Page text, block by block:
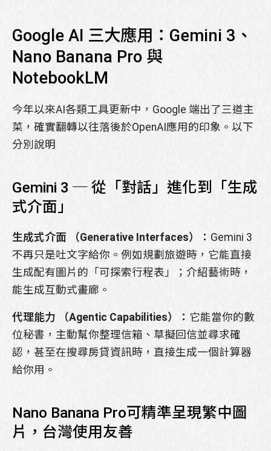
Google AI 三大應用：Gemini 3、
Nano Banana Pro 與
NotebookLM
今年以來AI各類工具更新中，Google 端出了三道主
菜，確實翻轉以往落後於OpenAI應用的印象。以下
分別說明
Gemini 3 ─ 從「對話」進化到「生成
式介面」
生成式介面 （Generative Interfaces）： Gemini 3
不再只是吐文字給你。例如規劃旅遊時，它能直接
生成配有圖片的「可探索行程表」；介紹藝術時，
能生成互動式畫廊。
代理能力 （Agentic Capabilities）： 它能當你的數
位秘書，主動幫你整理信箱、草擬回信並尋求確
認，甚至在搜尋房貸資訊時，直接生成一個計算器
給你用。
Nano Banana Pro可精準呈現繁中圖
片，台灣使用友善